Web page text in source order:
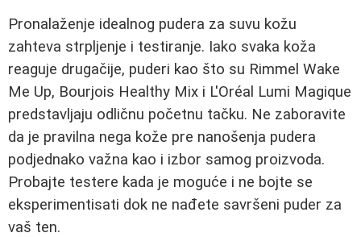
Pronalaženje idealnog pudera za suvu kožu
zahteva strpljenje i testiranje. Iako svaka koža
reaguje drugačije, puderi kao što su Rimmel Wake
Me Up, Bourjois Healthy Mix i L'Oréal Lumi Magique
predstavljaju odličnu početnu tačku. Ne zaboravite
da je pravilna nega kože pre nanošenja pudera
podjednako važna kao i izbor samog proizvoda.
Probajte testere kada je moguće i ne bojte se
eksperimentisati dok ne nađete savršeni puder za
vaš ten.